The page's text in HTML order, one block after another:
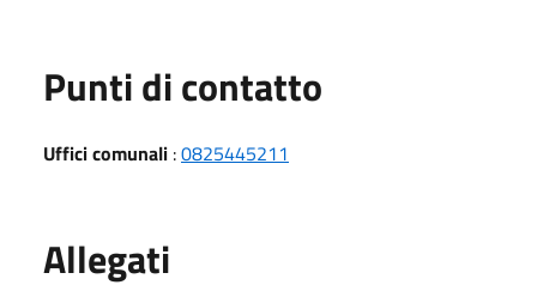
Punti di contatto
Uffici comunali :0825445211
Allegati